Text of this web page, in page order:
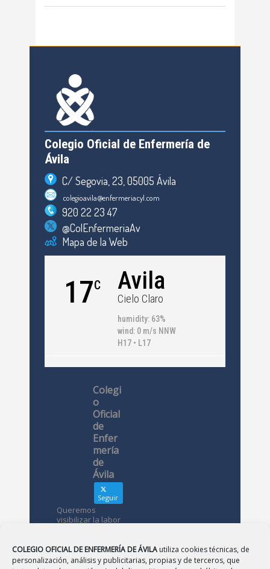
COLEGIO OFICIAL DE ENFERMERÍA DE ÁVILA utiliza cookies técnicas, de
personalización, análisis y publicitarias, propias y de terceros, que
Colegio Oficial de Enfermería de
Ávila
C/ Segovia, 23, 05005 Ávila
colegioavila@enfermeriacyl.com
920 22 23 47
@ColEnfermeriaAv
Mapa de la Web
17C Avila
Cielo Claro
humidity: 63%
wind: 0 m/s NNW
H17 • L17
Colegi
o
Oficial
de
Enfer
mería
de
Ávila
Seguir
Queremos
visibilizar la labor
conoces?